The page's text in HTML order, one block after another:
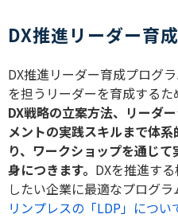
DX推進リーダー育
DX推進リーダー育成プログ
を担うリーダーを育成するた
DX戦略の立案方法、リーダ
メントの実践スキルまで体
り、ワークショップを通じ
身につきます。 DXを推進す
したい企業に最適なプログラ
リンプレスの「LDP」につ